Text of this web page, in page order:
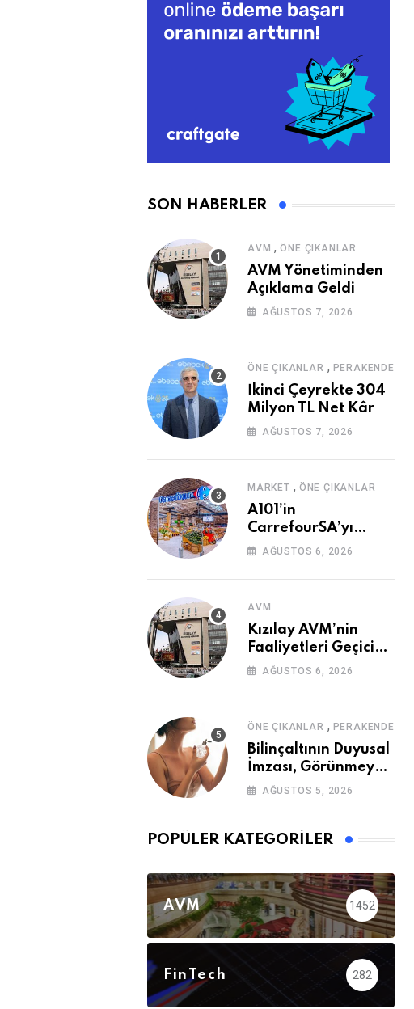
SON HABERLER
AVM ,ÖNE ÇIKANLAR
AVM Yönetiminden
Açıklama Geldi
AĞUSTOS 7, 2026
ÖNE ÇIKANLAR , PERAKENDE
İkinci Çeyrekte 304
Milyon TL Net Kâr
AĞUSTOS 7, 2026
MARKET , ÖNE ÇIKANLAR
A101’in
CarrefourSA’yı
Devralmasına Şartlı
AĞUSTOS 6, 2026
AVM
Kızılay AVM’nin
Faaliyetleri Geçici
Olarak Durduruldu
AĞUSTOS 6, 2026
ÖNE ÇIKANLAR , PERAKENDE
Bilinçaltının Duyusal
İmzası, Görünmeyen
GüçAĞUSTOS 5, 2026
POPÜLER KATEGORILER
AVM 1452
FinTech 282